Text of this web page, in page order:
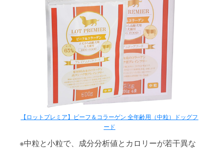
【ロットプレミア】ビーフ＆コラーゲン 全年齢用（中粒）ドッグフ
ード
※中粒と小粒で、成分分析値とカロリーが若干異な